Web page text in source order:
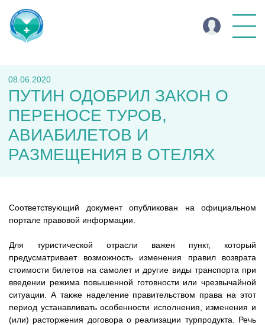
08.06.2020
ПУТИН ОДОБРИЛ ЗАКОН О
ПЕРЕНОСЕ ТУРОВ,
АВИАБИЛЕТОВ И
РАЗМЕЩЕНИЯ В ОТЕЛЯХ
Соответствующий документ опубликован на официальном
портале правовой информации.
Для туристической отрасли важен пункт, который
предусматривает возможность изменения правил возврата
стоимости билетов на самолет и другие виды транспорта при
введении режима повышенной готовности или чрезвычайной
ситуации. А также наделение правительством права на этот
период устанавливать особенности исполнения, изменения и
(или) расторжения договора о реализации турпродукта. Речь